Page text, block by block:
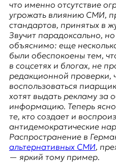
D
E
R
Е
в
р
о
п
е
й
с
к
что именно отсутствие
угрожать влиянию СМИ,
стандартов, принятых в
Звучит парадоксально,
объяснимо: еще
были обеспокоены тем,
в соцсетях и блогах, не
редакционной проверки,
воспользоваться
хотят выдать рекламу за
информацию. Теперь
те, кто создает и
антидемократические
Распространение в
альтернативных СМИ,
— яркий тому пример.